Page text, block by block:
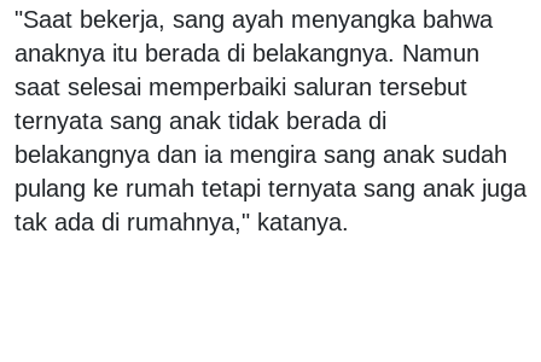
"Saat bekerja, sang ayah menyangka bahwa
anaknya itu berada di belakangnya. Namun
saat selesai memperbaiki saluran tersebut
ternyata sang anak tidak berada di
belakangnya dan ia mengira sang anak sudah
pulang ke rumah tetapi ternyata sang anak juga
tak ada di rumahnya," katanya.